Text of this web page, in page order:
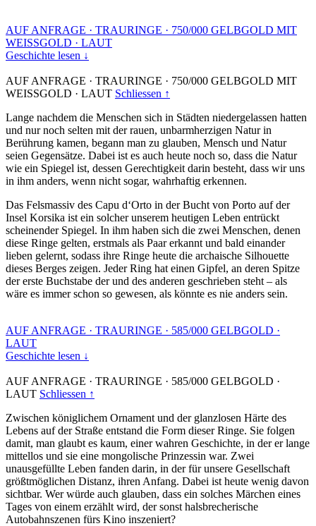
AUF ANFRAGE · TRAURINGE · 750/000 GELBGOLD MIT
WEISSGOLD · LAUT
Geschichte lesen ↓
AUF ANFRAGE · TRAURINGE · 750/000 GELBGOLD MIT
WEISSGOLD · LAUT Schliessen ↑
Lange nachdem die Menschen sich in Städten niedergelassen hatten
und nur noch selten mit der rauen, unbarmherzigen Natur in
Berührung kamen, begann man zu glauben, Mensch und Natur
seien Gegensätze. Dabei ist es auch heute noch so, dass die Natur
wie ein Spiegel ist, dessen Gerechtigkeit darin besteht, dass wir uns
in ihm anders, wenn nicht sogar, wahrhaftig erkennen.
Das Felsmassiv des Capu d‘Orto in der Bucht von Porto auf der
Insel Korsika ist ein solcher unserem heutigen Leben entrückt
scheinender Spiegel. In ihm haben sich die zwei Menschen, denen
diese Ringe gelten, erstmals als Paar erkannt und bald einander
lieben gelernt, sodass ihre Ringe heute die archaische Silhouette
dieses Berges zeigen. Jeder Ring hat einen Gipfel, an deren Spitze
der erste Buchstabe der und des anderen geschrieben steht – als
wäre es immer schon so gewesen, als könnte es nie anders sein.
AUF ANFRAGE · TRAURINGE · 585/000 GELBGOLD ·
LAUT
Geschichte lesen ↓
AUF ANFRAGE · TRAURINGE · 585/000 GELBGOLD ·
LAUT Schliessen ↑
Zwischen königlichem Ornament und der glanzlosen Härte des
Lebens auf der Straße entstand die Form dieser Ringe. Sie folgen
damit, man glaubt es kaum, einer wahren Geschichte, in der er lange
mittellos und sie eine mongolische Prinzessin war. Zwei
unausgefüllte Leben fanden darin, in der für unsere Gesellschaft
größtmöglichen Distanz, ihren Anfang. Dabei ist heute wenig davon
sichtbar. Wer würde auch glauben, dass ein solches Märchen eines
Tages von einem erzählt wird, der sonst halsbrecherische
Autobahnszenen fürs Kino inszeniert?